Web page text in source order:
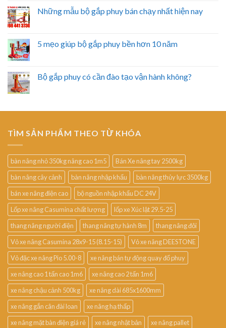
Những mẫu bộ gắp phuy bán chạy nhất hiện nay
5 mẹo giúp bộ gắp phuy bền hơn 10 năm
Bộ gắp phuy có cần đào tạo vận hành không?
TÌM SẢN PHẨM THEO TỪ KHÓA
bàn nâng nhỏ 350kg nâng cao 1m5
Bán Xe nâng tay 2500kg
bàn nâng cây cảnh
bàn nâng nhập khẩu
bàn nâng thủy lực 3500kg
bán xe nâng điện cao
bộ nguồn nhập khẩu DC 24V
Lốp xe nâng Casumina chất lượng
lốp xe Xúc lật 29.5-25
thang nâng người điện
thang nâng tự hành 8m
thang nâng đôi
Vỏ xe nâng Casumina 28x9-15 (8.15-15)
Vỏ xe nâng DEESTONE
Vỏ đặc xe nâng Pio 5.00-8
xe nâng bán tự động quay đổ phuy
xe nâng cao 1 tấn cao 1m6
xe nâng cao 2 tấn 1m6
xe nâng chậu cảnh 500kg
xe nâng dài 685x1600mm
xe nâng gắn cân đài loan
xe nâng hạ thấp
xe nâng mặt bàn điện giá rẻ
xe nâng nhật bản
xe nâng pallet